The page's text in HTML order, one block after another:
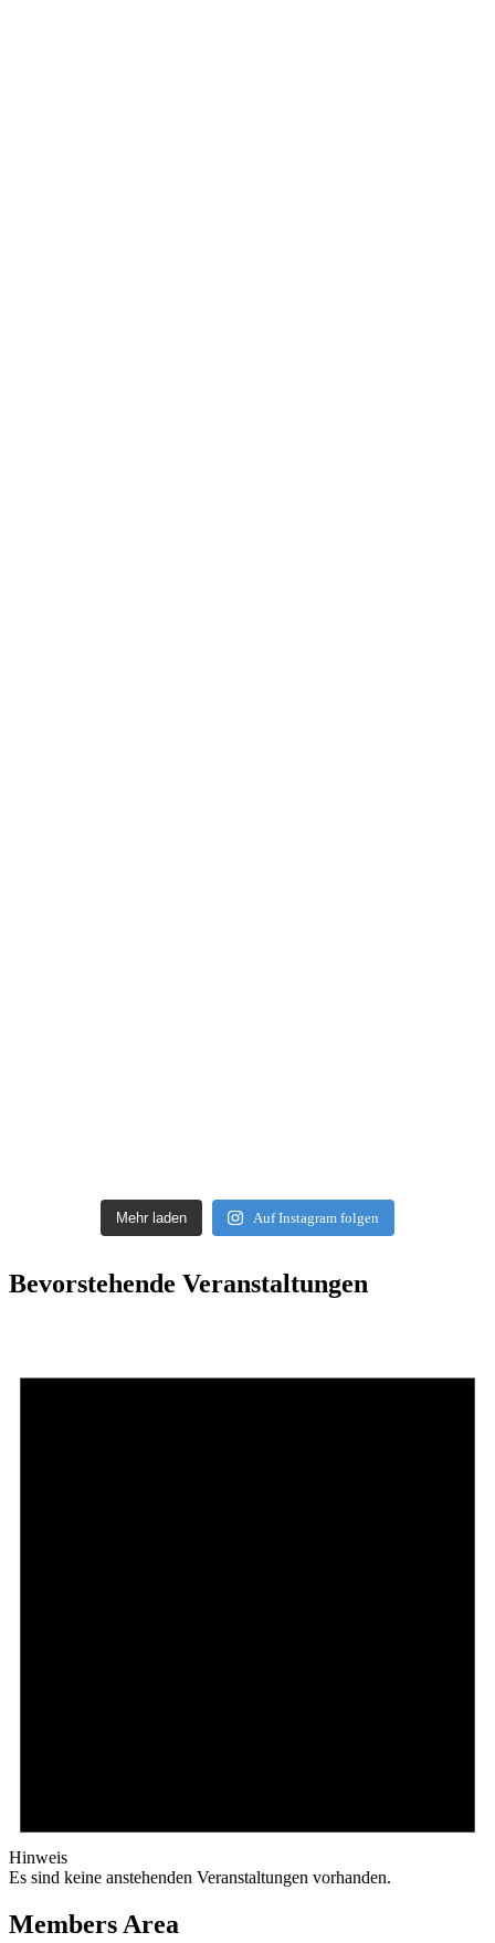
Mehr laden Auf Instagram folgen
Bevorstehende Veranstaltungen
Hinweis
Es sind keine anstehenden Veranstaltungen vorhanden.
Members Area